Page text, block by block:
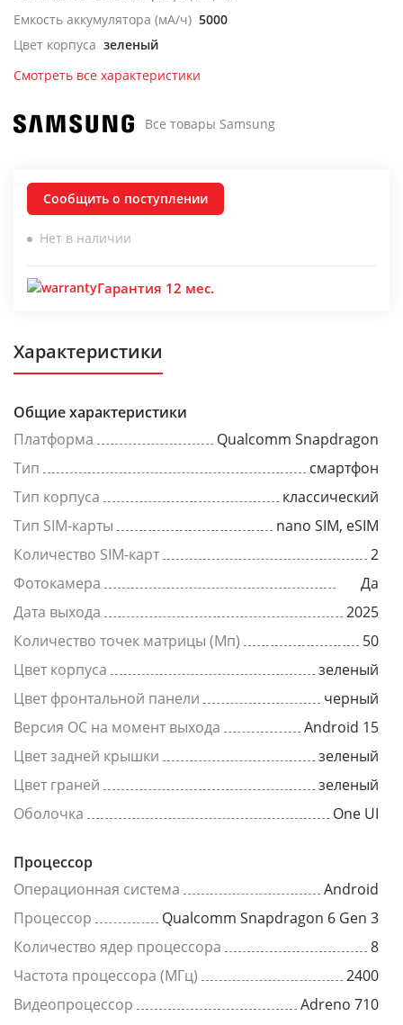
Емкость аккумулятора (мА/ч) 5000
Цвет корпуса зеленый
Смотреть все характеристики
Все товары Samsung
Сообщить о поступлении
Нет в наличии
Гарантия 12 мес.
Характеристики
Общие характеристики
Платформа
Qualcomm Snapdragon
Тип
смартфон
Тип корпуса
классический
Тип SIM-карты
nano SIM, eSIM
Количество SIM-карт
2
Фотокамера
Да
Дата выхода
2025
Количество точек матрицы (Мп)
50
Цвет корпуса
зеленый
Цвет фронтальной панели
черный
Версия ОС на момент выхода
Android 15
Цвет задней крышки
зеленый
Цвет граней
зеленый
Оболочка
One UI
Процессор
Операционная система
Android
Процессор
Qualcomm Snapdragon 6 Gen 3
Количество ядер процессора
8
Частота процессора (МГц)
2400
Видеопроцессор
Adreno 710